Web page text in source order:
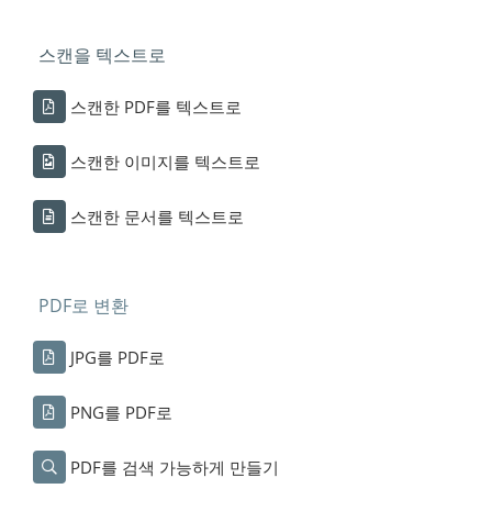
스캔을 텍스트로
스캔한 PDF를 텍스트로
스캔한 이미지를 텍스트로
스캔한 문서를 텍스트로
PDF로 변환
JPG를 PDF로
PNG를 PDF로
PDF를 검색 가능하게 만들기